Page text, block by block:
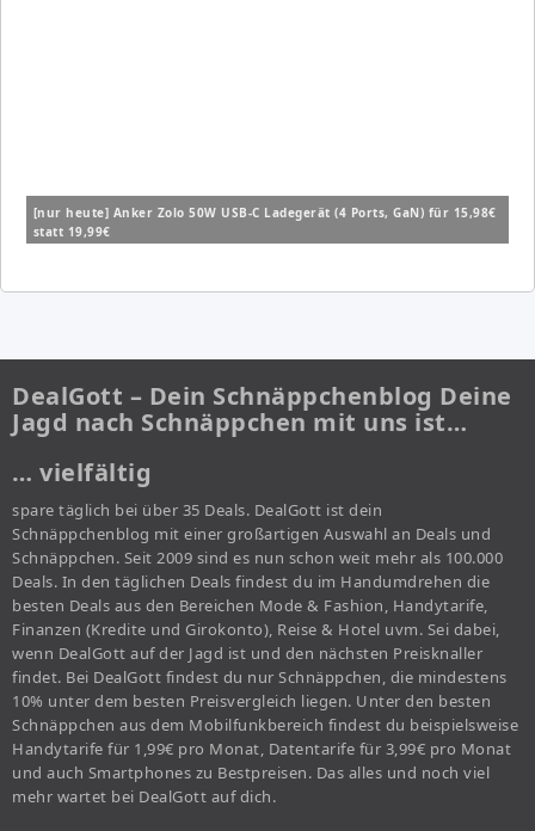
[nur heute] Anker Zolo 50W USB-C Ladegerät (4 Ports, GaN) für 15,98€
statt 19,99€
DealGott – Dein Schnäppchenblog Deine
Jagd nach Schnäppchen mit uns ist…
… vielfältig
spare täglich bei über 35 Deals. DealGott ist dein
Schnäppchenblog mit einer großartigen Auswahl an Deals und
Schnäppchen. Seit 2009 sind es nun schon weit mehr als 100.000
Deals. In den täglichen Deals findest du im Handumdrehen die
besten Deals aus den Bereichen Mode & Fashion, Handytarife,
Finanzen (Kredite und Girokonto), Reise & Hotel uvm. Sei dabei,
wenn DealGott auf der Jagd ist und den nächsten Preisknaller
findet. Bei DealGott findest du nur Schnäppchen, die mindestens
10% unter dem besten Preisvergleich liegen. Unter den besten
Schnäppchen aus dem Mobilfunkbereich findest du beispielsweise
Handytarife für 1,99€ pro Monat, Datentarife für 3,99€ pro Monat
und auch Smartphones zu Bestpreisen. Das alles und noch viel
mehr wartet bei DealGott auf dich.